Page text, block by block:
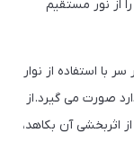
نور مستقیم
با استفاده از نوار
صورت می گیرد. از
اثربخشی آن بکاهد،